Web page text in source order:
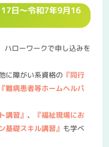
日～令和7年9月16
ローワークで申し込みを
に障がい系資格の 『同行
『難病患者等ホームヘルパ
講習』 、 『福祉現場にお
基礎スキル講習』 も学べ